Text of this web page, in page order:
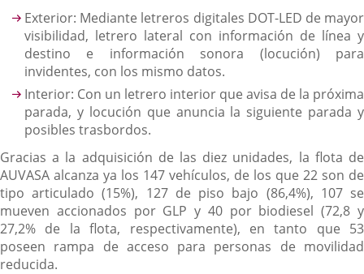
Exterior: Mediante letreros digitales DOT-LED de mayor
visibilidad, letrero lateral con información de línea y
destino e información sonora (locución) para
invidentes, con los mismo datos.
Interior: Con un letrero interior que avisa de la próxima
parada, y locución que anuncia la siguiente parada y
posibles trasbordos.
Gracias a la adquisición de las diez unidades, la flota de
AUVASA alcanza ya los 147 vehículos, de los que 22 son de
tipo articulado (15%), 127 de piso bajo (86,4%), 107 se
mueven accionados por GLP y 40 por biodiesel (72,8 y
27,2% de la flota, respectivamente), en tanto que 53
poseen rampa de acceso para personas de movilidad
reducida.